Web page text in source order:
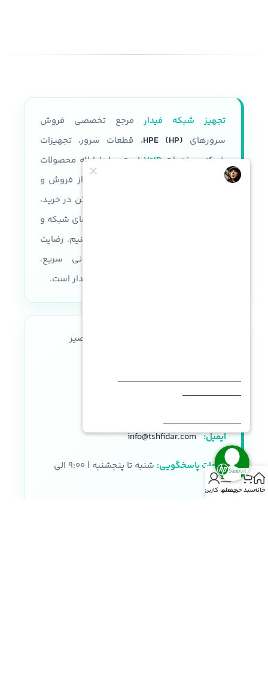
تجهیز شبکه فیدار مرجع تخصصی فروش
سرورهای HPE (HP)، قطعات سرور، تجهیزات
شبکه و خدمات VoIP است. ما با ارائه محصولات
اورجینال، گارانتی معتبر، خدمات پس از فروش و
مشاوره تخصصی رایگان، تجربه‌ای مطمئن در خرید،
نصب، راه‌اندازی و پشتیبانی زیرساخت‌های شبکه و
سرور را برای کسب‌وکارها فراهم می‌کنیم. رضایت
مشتری، کیفیت خدمات و پشتیبانی سریع،
مهم‌ترین اولویت ما در تجهیز شبکه فیدار است.
تهران، سه راه طالقانی، خواجه نصیر
ایمیل: info@tshfidar.com
ساعات پاسخگویی:
شنبه تا پنجشنبه | ۹:۰۰ الی
۱۸:۰۰
خانهسبد خریدمنو
حساب کاربری من